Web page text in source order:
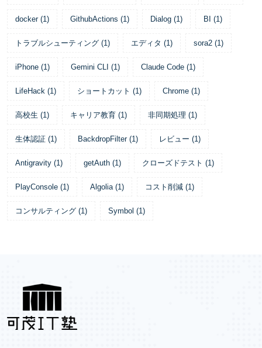
docker (1) GithubActions (1) Dialog (1) BI (1)
トラブルシューティング (1) エディタ (1) sora2 (1)
iPhone (1) Gemini CLI (1) Claude Code (1)
LifeHack (1) ショートカット (1) Chrome (1)
高校生 (1) キャリア教育 (1) 非同期処理 (1)
生体認証 (1) BackdropFilter (1) レビュー (1)
Antigravity (1) getAuth (1) クローズドテスト (1)
PlayConsole (1) Algolia (1) コスト削減 (1)
コンサルティング (1) Symbol (1)